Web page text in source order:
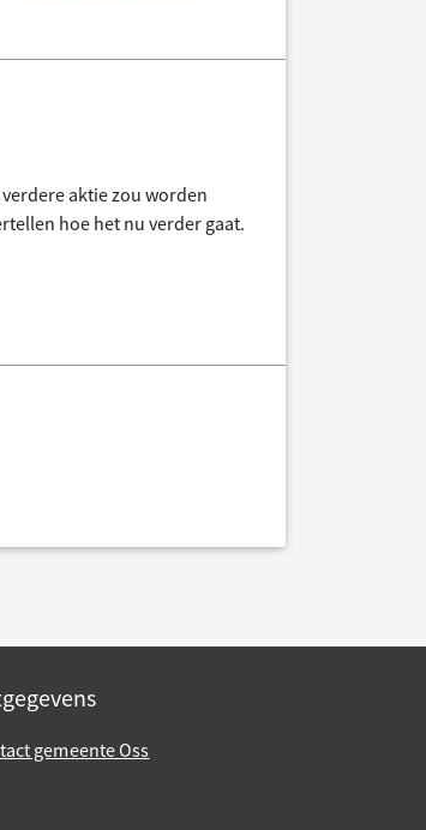
aktie zou worden
hoe het nu verder gaat.
gemeente Oss